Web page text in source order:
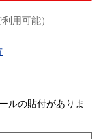
用可能）
ルの貼付がありま